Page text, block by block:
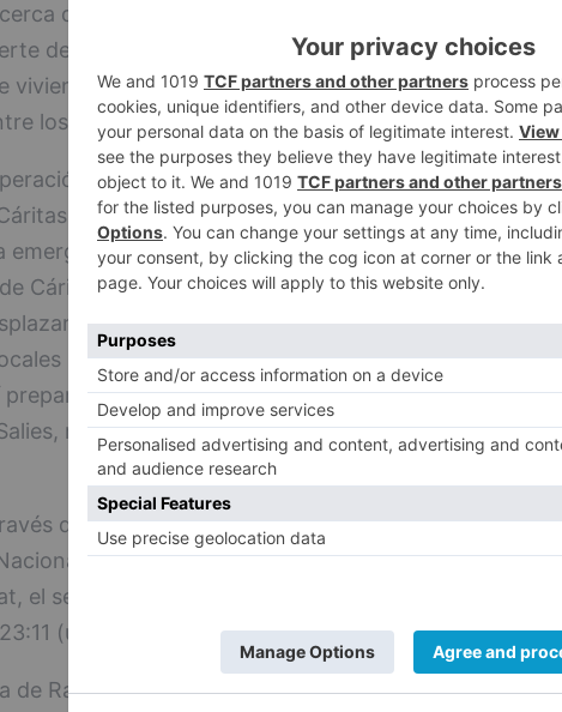
de la medianoche del viernes, ha causado daños
de más de un millar de personas y el colapso de
viviendas. Los equipos de rescate buscan
los escombros con ayuda de miles de voluntarios.
Internacional de Cáritas Española ha
Rabat para ofrecer acompañamiento y apoyo
emergencia sin precedentes en la historia reciente del
Cáritas Rabat, el misionero mexicano Óscar Arturo,
este domingo a Marrakech para poder
la extensión de los daños, recabar información
preparar una primera respuesta de emergencia", ha
responsable de la Campaña Cáritas con
de un comunicado ha informado este sábado
de Investigación Científica y Técnica (CNRST),
el seísmo se produjo en la noche del viernes 08 de
(una hora más en la España peninsular).
de Rabat se ha reunido este sábado a primera hora